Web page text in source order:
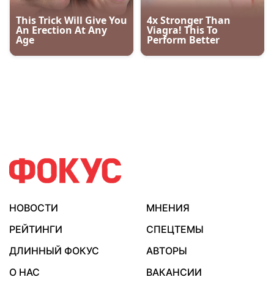
НОВОСТИ
МНЕНИЯ
РЕЙТИНГИ
СПЕЦТЕМЫ
ДЛИННЫЙ ФОКУС
АВТОРЫ
О НАС
ВАКАНСИИ